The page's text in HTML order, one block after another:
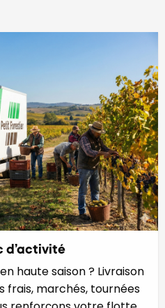
d’activité
haute saison ? Livraison
frais, marchés, tournées